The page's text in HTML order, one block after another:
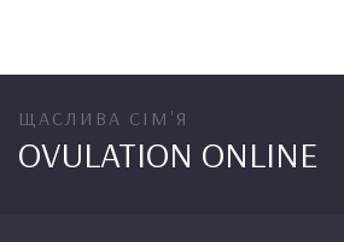
ЩАСЛИВА СІМ'Я
OVULATION ONLINE